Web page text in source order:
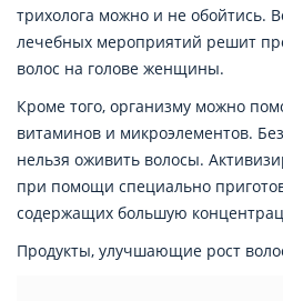
трихолога можно и не обойтись.
лечебных мероприятий решит
волос на голове женщины.
Кроме того, организму можно
витаминов и микроэлементов.
нельзя оживить волосы.
при помощи специально
содержащих большую
Продукты, улучшающие рост